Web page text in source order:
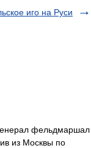
иго на Руси
фельдмаршал
из Москвы по